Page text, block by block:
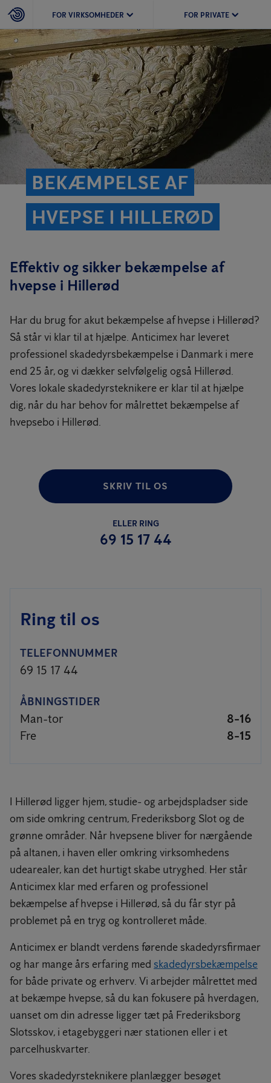
FOR VIRKSOMHEDER FOR PRIVATE
BEKÆMPELSE AF
HVEPSE I HILLERØD
Effektiv og sikker bekæmpelse af
hvepse i Hillerød
Har du brug for akut bekæmpelse af hvepse i Hillerød?
Så står vi klar til at hjælpe. Anticimex har leveret
professionel skadedyrsbekæmpelse i Danmark i mere
end 25 år, og vi dækker selvfølgelig også Hillerød.
Vores lokale skadedyrsteknikere er klar til at hjælpe
dig, når du har behov for målrettet bekæmpelse af
hvepsebo i Hillerød.
SKRIV TIL OS
ELLER RING
69 15 17 44
Ring til os
TELEFONNUMMER
69 15 17 44
ÅBNINGSTIDER
Man-tor
8-16
Fre
8-15
I Hillerød ligger hjem, studie- og arbejdspladser side
om side omkring centrum, Frederiksborg Slot og de
grønne områder. Når hvepsene bliver for nærgående
på altanen, i haven eller omkring virksomhedens
udearealer, kan det hurtigt skabe utryghed. Her står
Anticimex klar med erfaren og professionel
bekæmpelse af hvepse i Hillerød, så du får styr på
problemet på en tryg og kontrolleret måde.
Anticimex er blandt verdens førende skadedyrsfirmaer
og har mange års erfaring med skadedyrsbekæmpelse
for både private og erhverv. Vi arbejder målrettet med
at bekæmpe hvepse, så du kan fokusere på hverdagen,
uanset om din adresse ligger tæt på Frederiksborg
Slotsskov, i etagebyggeri nær stationen eller i et
parcelhuskvarter.
Vores skadedyrsteknikere planlægger besøget